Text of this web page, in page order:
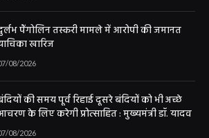
पैंगोलिन तस्करी मामले में आरोपी की जमानत
खारिज
08/2026
की समय पूर्व रिहाई दूसरे बंदियों को भी अच्छे
के लिए करेगी प्रोत्साहित : मुख्यमंत्री डॉ. यादव
08/2026